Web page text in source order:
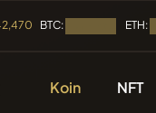
BTC: ETH:
Koin NFT